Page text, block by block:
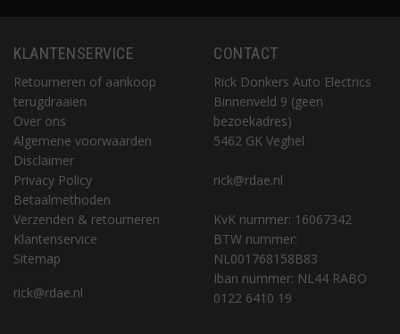
KLANTENSERVICE
Retourneren of aankoop
terugdraaien
Over ons
Algemene voorwaarden
Disclaimer
Privacy Policy
Betaalmethoden
Verzenden & retourneren
Klantenservice
Sitemap
rick@rdae.nl
CONTACT
Rick Donkers Auto Electrics
Binnenveld 9 (geen
bezoekadres)
5462 GK Veghel
rick@rdae.nl
KvK nummer: 16067342
BTW nummer:
NL001768158B83
Iban nummer: NL44 RABO
0122 6410 19